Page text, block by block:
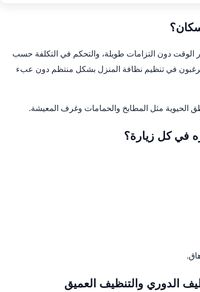
الوقت دون التزامات طويلة، والتحكم في التكلفة حسب
يرغبون في تنظيم نظافة المنزل بشكل منتظم دون عبء
الحيوية مثل المطابخ والحمامات وغرف المعيشة.
في كل زيارة؟
الدوري والتنظيف العميق